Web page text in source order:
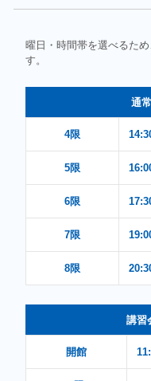
曜日・時間帯を選べるた
す。
通
4限
5限
6限
7限
8限
講習
開館